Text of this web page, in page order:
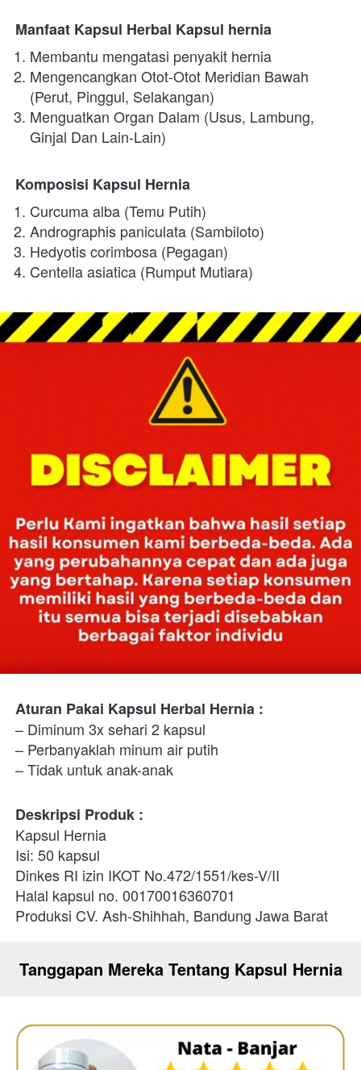
Manfaat Kapsul Herbal Kapsul hernia
Membantu mengatasi penyakit hernia
Mengencangkan Otot-Otot Meridian Bawah
(Perut, Pinggul, Selakangan)
Menguatkan Organ Dalam (Usus, Lambung,
Ginjal Dan Lain-Lain)
Komposisi Kapsul Hernia
Curcuma alba (Temu Putih)
Andrographis paniculata (Sambiloto)
Hedyotis corimbosa (Pegagan)
Centella asiatica (Rumput Mutiara)
Aturan Pakai Kapsul Herbal Hernia :
– Diminum 3x sehari 2 kapsul
– Perbanyaklah minum air putih
– Tidak untuk anak-anak
Deskripsi Produk :
Kapsul Hernia
Isi: 50 kapsul
Dinkes RI izin IKOT No.472/1551/kes-V/II
Halal kapsul no. 00170016360701
Produksi CV. Ash-Shihhah, Bandung Jawa Barat
Tanggapan Mereka Tentang Kapsul Hernia